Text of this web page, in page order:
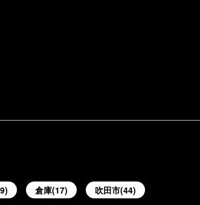
倉庫(17) 吹田市(44)